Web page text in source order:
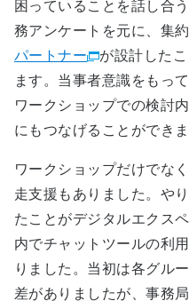
困っていることを話し合
務アンケートを元に、集
パートナー
が設計した
ます。当事者意識をもっ
ワークショップでの検討
にもつなげることができま
ワークショップだけでな
走支援もありました。や
たことがデジタルエクス
内でチャットツールの利
りました。当初は各グル
差がありましたが、事務